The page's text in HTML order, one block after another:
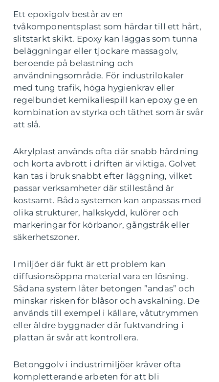
Ett epoxigolv består av en
tvåkomponentsplast som härdar till ett hårt,
slitstarkt skikt. Epoxy kan läggas som tunna
beläggningar eller tjockare massagolv,
beroende på belastning och
användningsområde. För industrilokaler
med tung trafik, höga hygienkrav eller
regelbundet kemikaliespill kan epoxy ge en
kombination av styrka och täthet som är svår
att slå.
Akrylplast används ofta där snabb härdning
och korta avbrott i driften är viktiga. Golvet
kan tas i bruk snabbt efter läggning, vilket
passar verksamheter där stillestånd är
kostsamt. Båda systemen kan anpassas med
olika strukturer, halkskydd, kulörer och
markeringar för körbanor, gångstråk eller
säkerhetszoner.
I miljöer där fukt är ett problem kan
diffusionsöppna material vara en lösning.
Sådana system låter betongen ”andas” och
minskar risken för blåsor och avskalning. De
används till exempel i källare, våtutrymmen
eller äldre byggnader där fuktvandring i
plattan är svår att kontrollera.
Betonggolv i industrimiljöer kräver ofta
kompletterande arbeten för att bli